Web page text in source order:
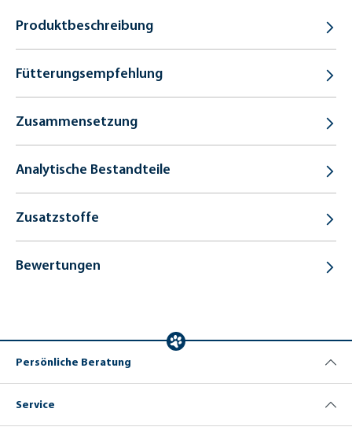
Produktbeschreibung
Fütterungsempfehlung
Zusammensetzung
Analytische Bestandteile
Zusatzstoffe
Bewertungen
Persönliche Beratung
Service